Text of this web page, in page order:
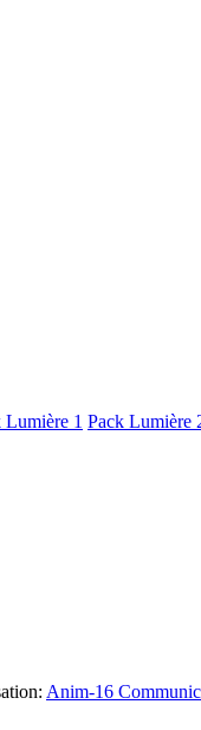
Lumière 1 Pack Lumière
Anim-16